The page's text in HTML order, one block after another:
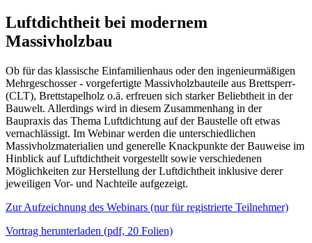
Luftdichtheit bei modernem
Massivholzbau
Ob für das klassische Einfamilienhaus oder den ingenieurmäßigen
Mehrgeschosser - vorgefertigte Massivholzbauteile aus Brettsperr-
(CLT), Brettstapelholz o.ä. erfreuen sich starker Beliebtheit in der
Bauwelt. Allerdings wird in diesem Zusammenhang in der
Baupraxis das Thema Luftdichtung auf der Baustelle oft etwas
vernachlässigt. Im Webinar werden die unterschiedlichen
Massivholzmaterialien und generelle Knackpunkte der Bauweise im
Hinblick auf Luftdichtheit vorgestellt sowie verschiedenen
Möglichkeiten zur Herstellung der Luftdichtheit inklusive derer
jeweiligen Vor- und Nachteile aufgezeigt.
Zur Aufzeichnung des Webinars (nur für registrierte Teilnehmer)
Vortrag herunterladen (pdf, 20 Folien)